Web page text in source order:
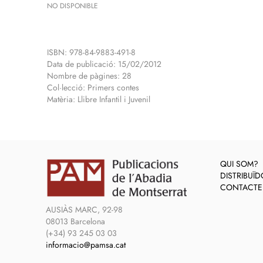
NO DISPONIBLE
ISBN: 978-84-9883-491-8
Data de publicació: 15/02/2012
Nombre de pàgines: 28
Col·lecció: Primers contes
Matèria: Llibre Infantil i Juvenil
AUSIÀS MARC, 92-98
08013 Barcelona
(+34) 93 245 03 03
informacio@pamsa.cat
QUI SOM?
CONTACTE